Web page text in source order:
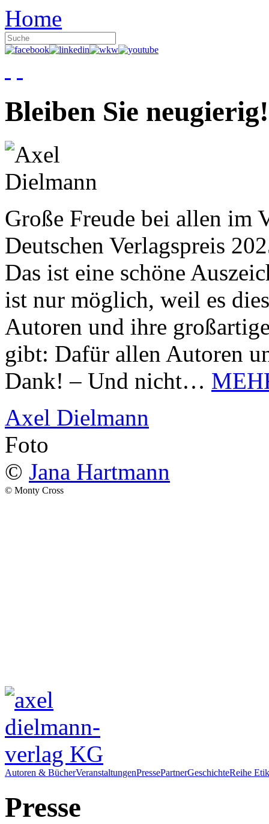
Home
Bleiben Sie neugierig!
Große Freude bei allen im
Deutschen Verlagspreis
Das ist eine schöne
ist nur möglich, weil es
Autoren und ihre
gibt: Dafür allen Autoren
Dank! – Und nicht…
Axel Dielmann
Foto
© Jana Hartmann
© Monty Cross
Autoren & BücherVeranstaltungenPressePartnerGeschichteReihe
Presse